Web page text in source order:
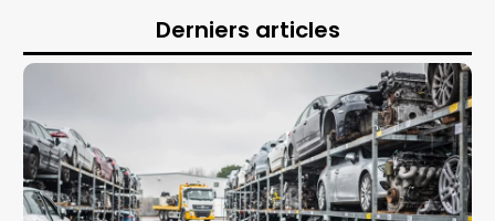
Derniers articles